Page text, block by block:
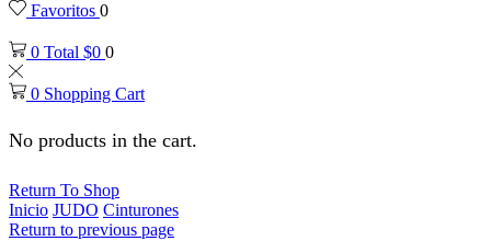
Favoritos 0
0 Total $0 0
0 Shopping Cart
No products in the cart.
Return To Shop
Inicio JUDO Cinturones
Return to previous page